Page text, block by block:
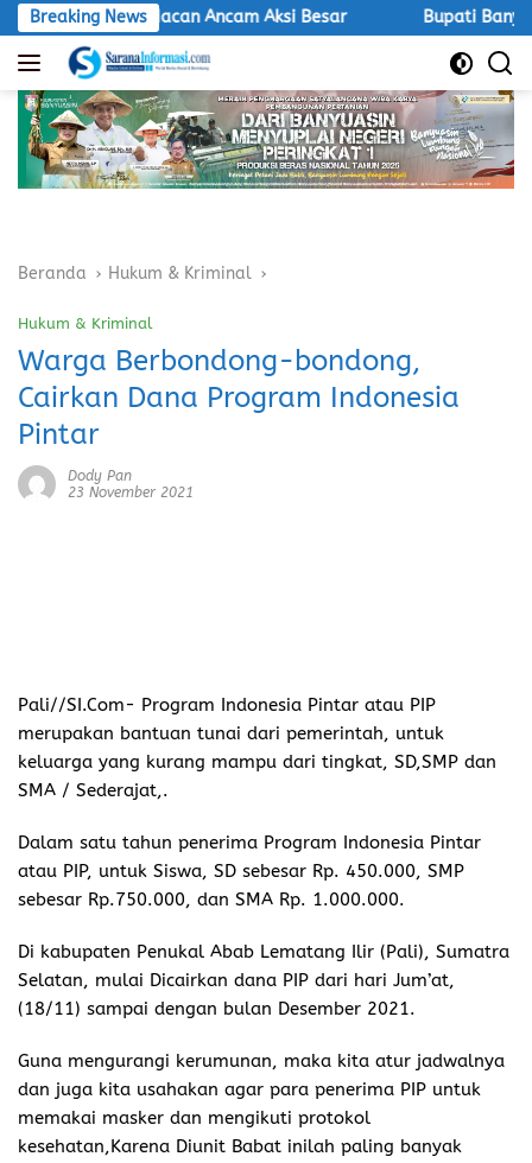
Langsung
ke
konten
Breaking News
LSM Macan Ancam Aksi Besar Bupati Banyuasin
Beranda Hukum & Kriminal
Hukum & Kriminal
Warga Berbondong-bondong,
Cairkan Dana Program Indonesia
Pintar
Dody Pan
23 November 2021
Pali//SI.Com- Program Indonesia Pintar atau PIP
merupakan bantuan tunai dari pemerintah, untuk
keluarga yang kurang mampu dari tingkat, SD,SMP dan
SMA / Sederajat,.
Dalam satu tahun penerima Program Indonesia Pintar
atau PIP, untuk Siswa, SD sebesar Rp. 450.000, SMP
sebesar Rp.750.000, dan SMA Rp. 1.000.000.
Di kabupaten Penukal Abab Lematang Ilir (Pali), Sumatra
Selatan, mulai Dicairkan dana PIP dari hari Jum’at,
(18/11) sampai dengan bulan Desember 2021.
Guna mengurangi kerumunan, maka kita atur jadwalnya
dan juga kita usahakan agar para penerima PIP untuk
memakai masker dan mengikuti protokol
kesehatan,Karena Diunit Babat inilah paling banyak